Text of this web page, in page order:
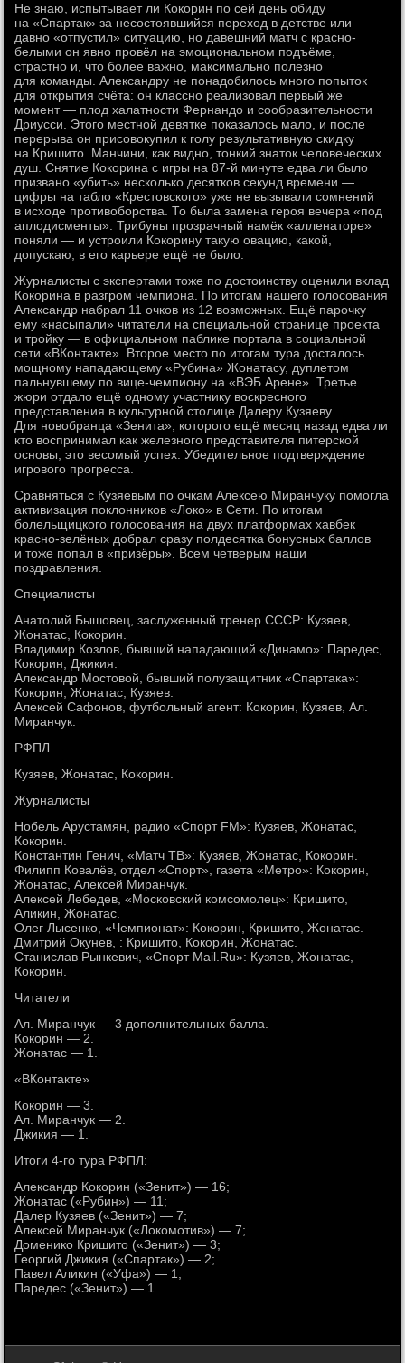
Не знаю, испытывает ли Кокорин по сей день обиду
на «Спартак» за несостоявшийся переход в детстве или
давно «отпустил» ситуацию, но давешний матч с красно-
белыми он явно провёл на эмоциональном подъёме,
страстно и, что более важно, максимально полезно
для команды. Александру не понадобилось много попыток
для открытия счёта: он классно реализовал первый же
момент — плод халатности Фернандо и сообразительности
Дриусси. Этого местной девятке показалось мало, и после
перерыва он присовокупил к голу результативную скидку
на Кришито. Манчини, как видно, тонкий знаток человеческих
душ. Снятие Кокорина с игры на 87-й минуте едва ли было
призвано «убить» несколько десятков секунд времени —
цифры на табло «Крестовского» уже не вызывали сомнений
в исходе противоборства. То была замена героя вечера «под
аплодисменты». Трибуны прозрачный намёк «алленаторе»
поняли — и устроили Кокорину такую овацию, какой,
допускаю, в его карьере ещё не было.
Журналисты с экспертами тоже по достоинству оценили вклад
Кокорина в разгром чемпиона. По итогам нашего голосования
Александр набрал 11 очков из 12 возможных. Ещё парочку
ему «насыпали» читатели на специальной странице проекта
и тройку — в официальном паблике портала в социальной
сети «ВКонтакте». Второе место по итогам тура досталось
мощному нападающему «Рубина» Жонатасу, дуплетом
пальнувшему по вице-чемпиону на «ВЭБ Арене». Третье
жюри отдало ещё одному участнику воскресного
представления в культурной столице Далеру Кузяеву.
Для новобранца «Зенита», которого ещё месяц назад едва ли
кто воспринимал как железного представителя питерской
основы, это весомый успех. Убедительное подтверждение
игрового прогресса.
Сравняться с Кузяевым по очкам Алексею Миранчуку помогла
активизация поклонников «Локо» в Сети. По итогам
болельщицкого голосования на двух платформах хавбек
красно-зелёных добрал сразу полдесятка бонусных баллов
и тоже попал в «призёры». Всем четверым наши
поздравления.
Специалисты
Анатолий Бышовец, заслуженный тренер СССР: Кузяев,
Жонатас, Кокорин.
Владимир Козлов, бывший нападающий «Динамо»: Паредес,
Кокорин, Джикия.
Александр Мостовой, бывший полузащитник «Спартака»:
Кокорин, Жонатас, Кузяев.
Алексей Сафонов, футбольный агент: Кокорин, Кузяев, Ал.
Миранчук.
РФПЛ
Кузяев, Жонатас, Кокорин.
Журналисты
Нобель Арустамян, радио «Спорт FM»: Кузяев, Жонатас,
Кокорин.
Константин Генич, «Матч ТВ»: Кузяев, Жонатас, Кокорин.
Филипп Ковалёв, отдел «Спорт», газета «Метро»: Кокорин,
Жонатас, Алексей Миранчук.
Алексей Лебедев, «Московский комсомолец»: Кришито,
Аликин, Жонатас.
Олег Лысенко, «Чемпионат»: Кокорин, Кришито, Жонатас.
Дмитрий Окунев, : Кришито, Кокорин, Жонатас.
Станислав Рынкевич, «Спорт Mail.Ru»: Кузяев, Жонатас,
Кокорин.
Читатели
Ал. Миранчук — 3 дополнительных балла.
Кокорин — 2.
Жонатас — 1.
«ВКонтакте»
Кокорин — 3.
Ал. Миранчук — 2.
Джикия — 1.
Итоги 4-го тура РФПЛ:
Александр Кокорин («Зенит») — 16;
Жонатас («Рубин») — 11;
Далер Кузяев («Зенит») — 7;
Алексей Миранчук («Локомотив») — 7;
Доменико Кришито («Зенит») — 3;
Георгий Джикия («Спартак») — 2;
Павел Аликин («Уфа») — 1;
Паредес («Зенит») — 1.